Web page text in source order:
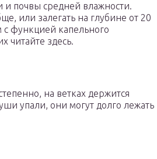
и почвы средней влажности.
или залегать на глубине от 20
функцией капельного
читайте здесь.
на ветках держится
упали, они могут долго лежать